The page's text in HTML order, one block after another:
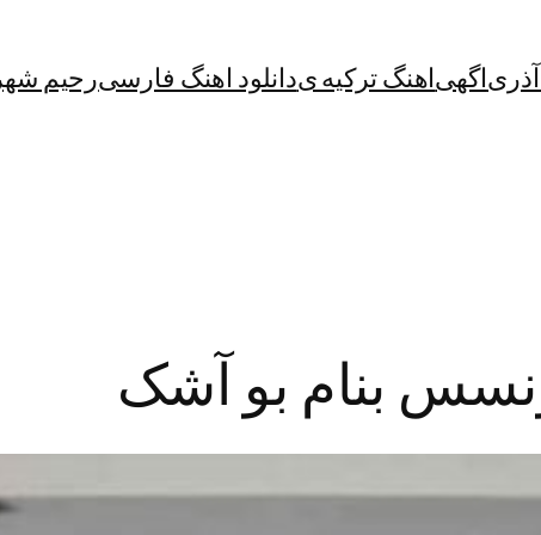
اگهیاهنگ ترکیه یدانلود اهنگ فارسیرحیم
بنام بو آشک